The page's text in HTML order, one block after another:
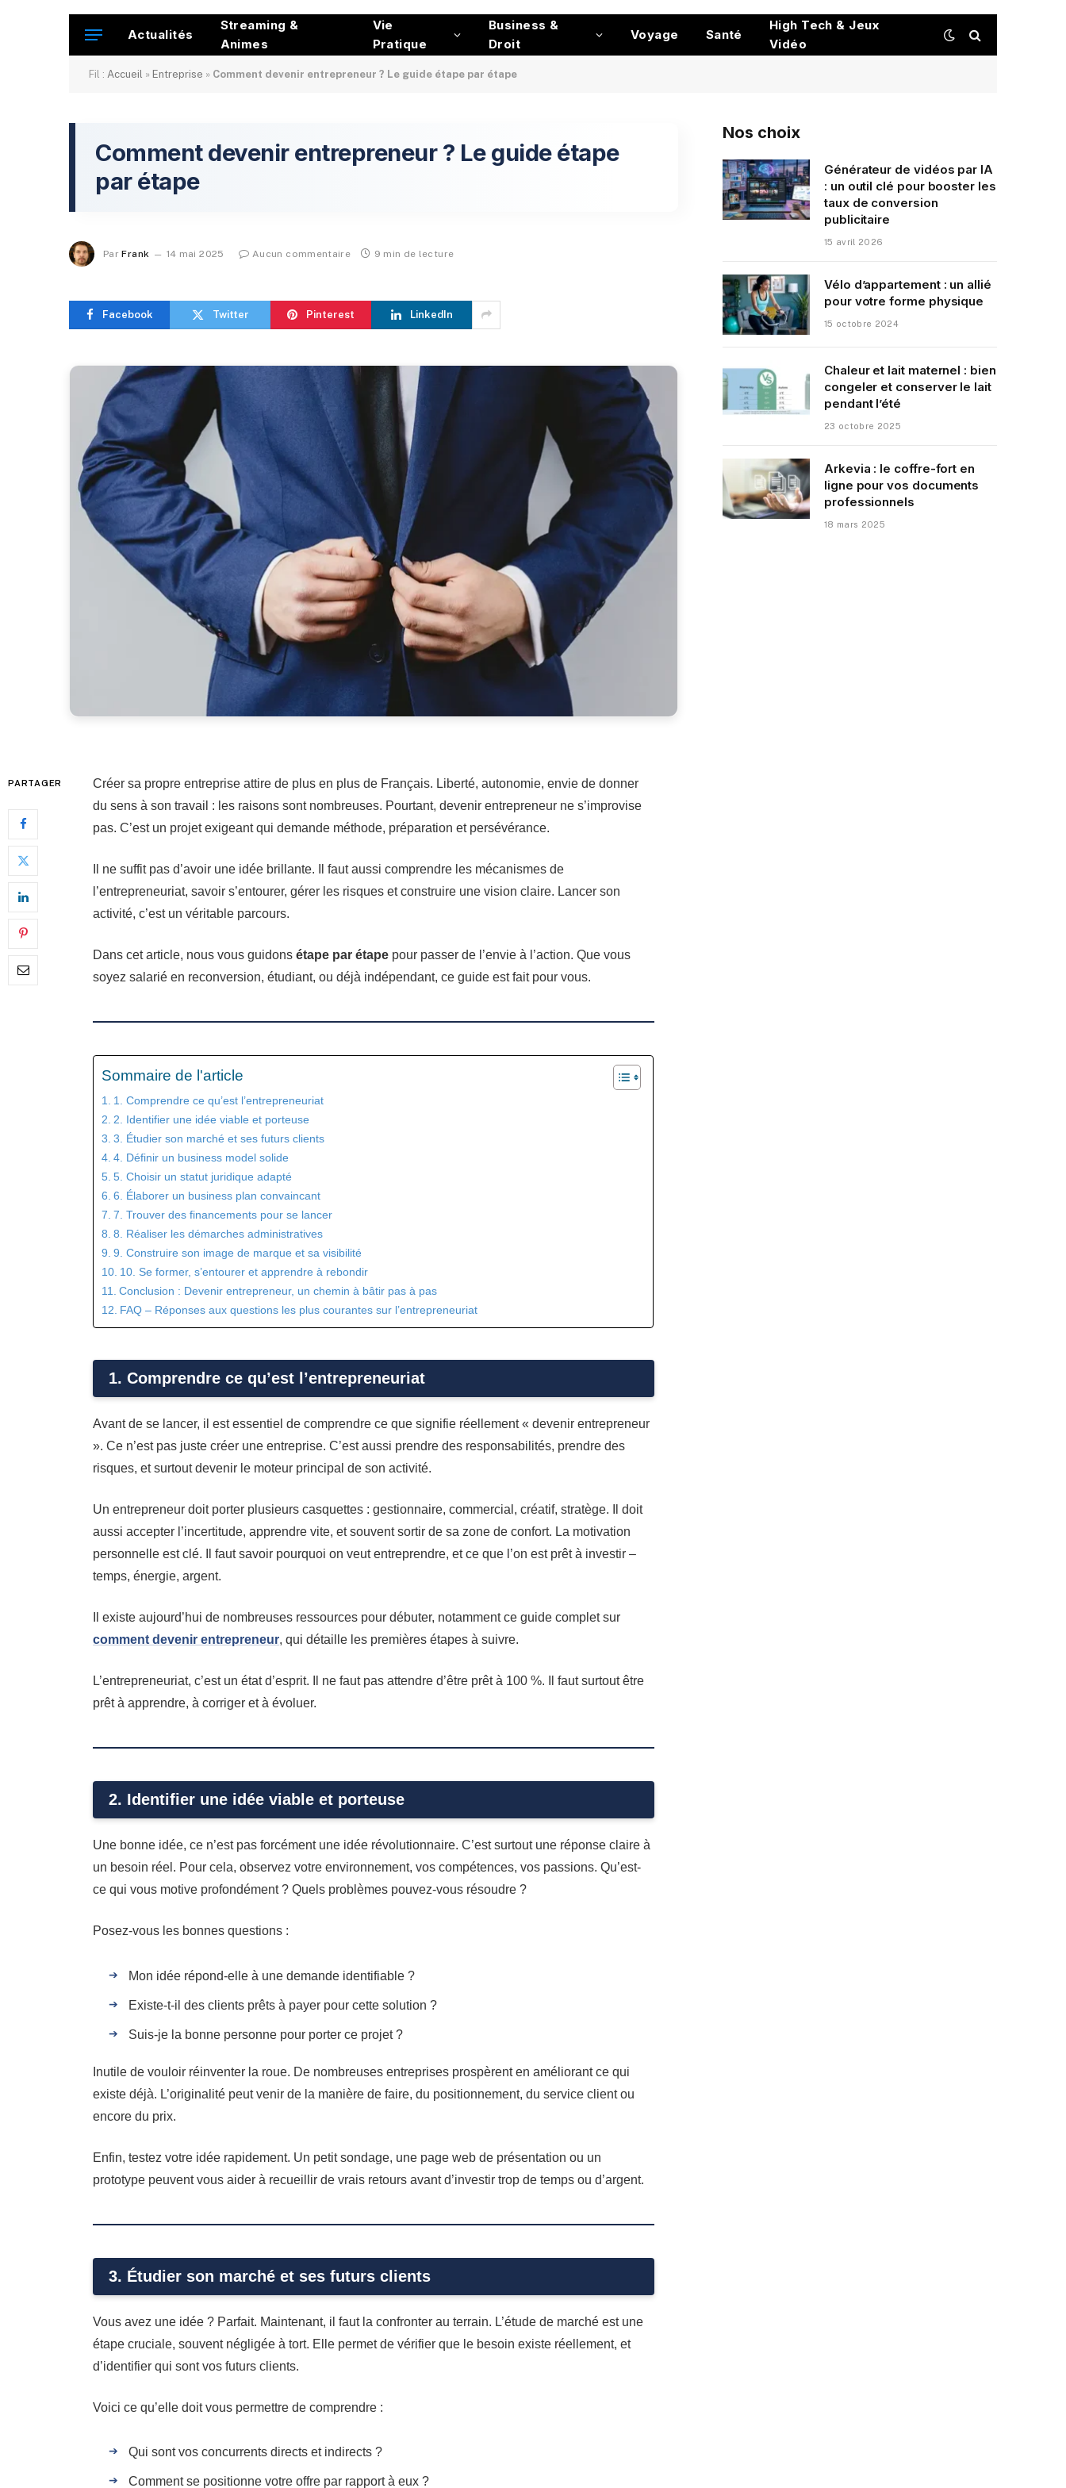
Actualités
Streaming &
Animes
Vie
Pratique
Business &
Droit
Voyage Santé
High Tech & Jeux
Vidéo
Fil : Accueil » Entreprise » Comment devenir entrepreneur ? Le guide étape par étape
Comment devenir entrepreneur ? Le guide étape
par étape
Par Frank 14 mai 2025 Aucun commentaire 9 min de lecture
Facebook Twitter Pinterest LinkedIn
PARTAGER
Créer sa propre entreprise attire de plus en plus de Français. Liberté, autonomie, envie de donner
du sens à son travail : les raisons sont nombreuses. Pourtant, devenir entrepreneur ne s’improvise
pas. C’est un projet exigeant qui demande méthode, préparation et persévérance.
Il ne suffit pas d’avoir une idée brillante. Il faut aussi comprendre les mécanismes de
l’entrepreneuriat, savoir s’entourer, gérer les risques et construire une vision claire. Lancer son
activité, c’est un véritable parcours.
Dans cet article, nous vous guidonsétape par étape pour passer de l’envie à l’action. Que vous
soyez salarié en reconversion, étudiant, ou déjà indépendant, ce guide est fait pour vous.
Sommaire de l'article
1. Comprendre ce qu’est l’entrepreneuriat
2. Identifier une idée viable et porteuse
3. Étudier son marché et ses futurs clients
4. Définir un business model solide
5. Choisir un statut juridique adapté
6. Élaborer un business plan convaincant
7. Trouver des financements pour se lancer
8. Réaliser les démarches administratives
9. Construire son image de marque et sa visibilité
10. Se former, s’entourer et apprendre à rebondir
Conclusion : Devenir entrepreneur, un chemin à bâtir pas à pas
FAQ – Réponses aux questions les plus courantes sur l’entrepreneuriat
1. Comprendre ce qu’est l’entrepreneuriat
Avant de se lancer, il est essentiel de comprendre ce que signifie réellement « devenir entrepreneur
». Ce n’est pas juste créer une entreprise. C’est aussi prendre des responsabilités, prendre des
risques, et surtout devenir le moteur principal de son activité.
Un entrepreneur doit porter plusieurs casquettes : gestionnaire, commercial, créatif, stratège. Il doit
aussi accepter l’incertitude, apprendre vite, et souvent sortir de sa zone de confort. La motivation
personnelle est clé. Il faut savoir pourquoi on veut entreprendre, et ce que l’on est prêt à investir –
temps, énergie, argent.
Il existe aujourd’hui de nombreuses ressources pour débuter, notamment ce guide complet sur
comment devenir entrepreneur, qui détaille les premières étapes à suivre.
L’entrepreneuriat, c’est un état d’esprit. Il ne faut pas attendre d’être prêt à 100 %. Il faut surtout être
prêt à apprendre, à corriger et à évoluer.
2. Identifier une idée viable et porteuse
Une bonne idée, ce n’est pas forcément une idée révolutionnaire. C’est surtout une réponse claire à
un besoin réel. Pour cela, observez votre environnement, vos compétences, vos passions. Qu’est-
ce qui vous motive profondément ? Quels problèmes pouvez-vous résoudre ?
Posez-vous les bonnes questions :
Mon idée répond-elle à une demande identifiable ?
Existe-t-il des clients prêts à payer pour cette solution ?
Suis-je la bonne personne pour porter ce projet ?
Inutile de vouloir réinventer la roue. De nombreuses entreprises prospèrent en améliorant ce qui
existe déjà. L’originalité peut venir de la manière de faire, du positionnement, du service client ou
encore du prix.
Enfin, testez votre idée rapidement. Un petit sondage, une page web de présentation ou un
prototype peuvent vous aider à recueillir de vrais retours avant d’investir trop de temps ou d’argent.
3. Étudier son marché et ses futurs clients
Vous avez une idée ? Parfait. Maintenant, il faut la confronter au terrain. L’étude de marché est une
étape cruciale, souvent négligée à tort. Elle permet de vérifier que le besoin existe réellement, et
d’identifier qui sont vos futurs clients.
Voici ce qu’elle doit vous permettre de comprendre :
Qui sont vos concurrents directs et indirects ?
Comment se positionne votre offre par rapport à eux ?
Nos choix
Générateur de vidéos par IA
: un outil clé pour booster les
taux de conversion
publicitaire
15 avril 2026
Vélo d’appartement : un allié
pour votre forme physique
15 octobre 2024
Chaleur et lait maternel : bien
congeler et conserver le lait
pendant l’été
23 octobre 2025
Arkevia : le coffre-fort en
ligne pour vos documents
professionnels
18 mars 2025